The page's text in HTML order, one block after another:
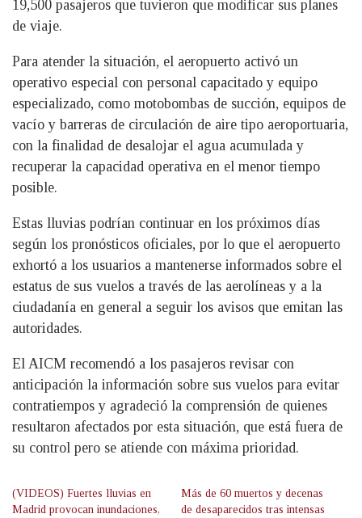
19,500 pasajeros que tuvieron que modificar sus planes
de viaje.
Para atender la situación, el aeropuerto activó un
operativo especial con personal capacitado y equipo
especializado, como motobombas de succión, equipos de
vacío y barreras de circulación de aire tipo aeroportuaria,
con la finalidad de desalojar el agua acumulada y
recuperar la capacidad operativa en el menor tiempo
posible.
Estas lluvias podrían continuar en los próximos días
según los pronósticos oficiales, por lo que el aeropuerto
exhortó a los usuarios a mantenerse informados sobre el
estatus de sus vuelos a través de las aerolíneas y a la
ciudadanía en general a seguir los avisos que emitan las
autoridades.
El AICM recomendó a los pasajeros revisar con
anticipación la información sobre sus vuelos para evitar
contratiempos y agradeció la comprensión de quienes
resultaron afectados por esta situación, que está fuera de
su control pero se atiende con máxima prioridad.
(VIDEOS) Fuertes lluvias en
Madrid provocan inundaciones,
Más de 60 muertos y decenas
de desaparecidos tras intensas